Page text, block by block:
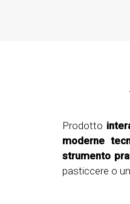
Prodotto
moderne
strumento
pasticcere o